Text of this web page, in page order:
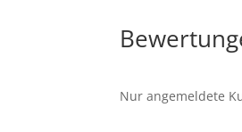
Nur angemeldete